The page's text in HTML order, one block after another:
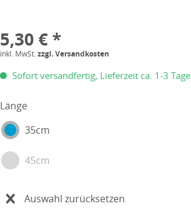
5,30 € *
inkl. MwSt.zzgl. Versandkosten
Sofort versandfertig, Lieferzeit ca. 1-3 Tage
Länge
35cm
45cm
Auswahl zurücksetzen